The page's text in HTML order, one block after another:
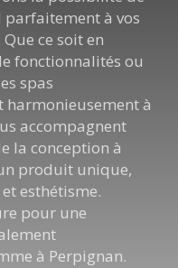
à vos
ce soit en
fonctionnalités ou
spas
harmonieusement à
accompagnent
la conception à
produit unique,
esthétisme.
pour une
à Perpignan.